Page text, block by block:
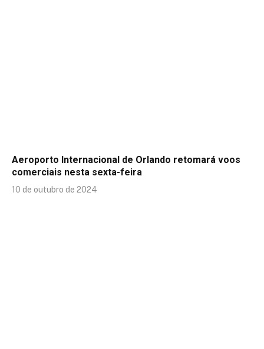
Aeroporto Internacional de Orlando retomará voos
comerciais nesta sexta-feira
10 de outubro de 2024